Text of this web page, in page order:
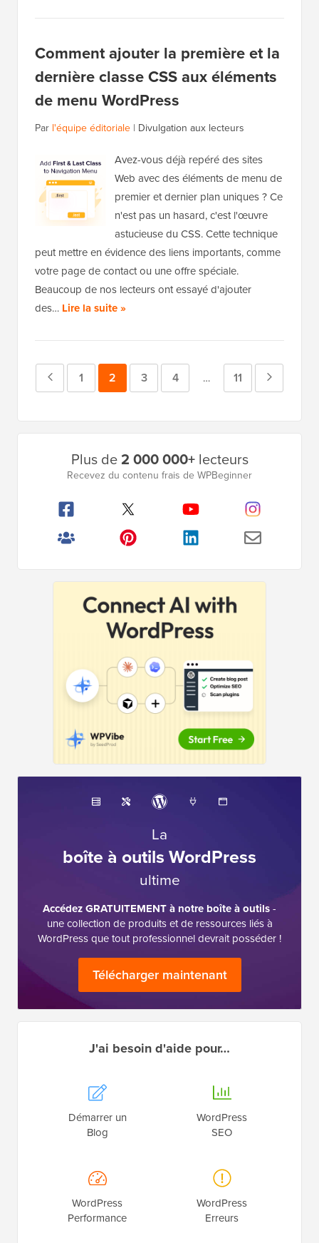
Comment ajouter la première et la
dernière classe CSS aux éléments
de menu WordPress
Par l'équipe éditoriale | Divulgation aux lecteurs
Avez-vous déjà repéré des sites
Web avec des éléments de menu de
premier et dernier plan uniques ? Ce
n'est pas un hasard, c'est l'œuvre
astucieuse du CSS. Cette technique
peut mettre en évidence des liens importants, comme
votre page de contact ou une offre spéciale.
Beaucoup de nos lecteurs ont essayé d'ajouter
des… Lire la suite »
PagePage
1 Page
2 Page
3 Page
4
Pages
intermédiaires
… Page
11
Plus de2 000 000+lecteurs
Recevez du contenu frais de WPBeginner
La
boîte à outils WordPress
ultime
Accédez GRATUITEMENT à notre boîte à outils-
une collection de produits et de ressources liés à
WordPress que tout professionnel devrait posséder !
Télécharger maintenant
J'ai besoin d'aide pour…
Démarrer un
Blog
WordPress
SEO
WordPress
Performance
WordPress
Erreurs